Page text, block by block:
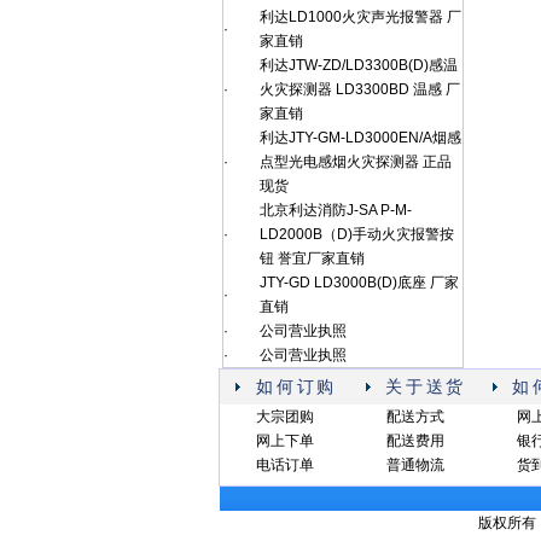
·
利达LD1000火灾声光报警器 厂
家直销
·
利达JTW-ZD/LD3300B(D)感温
火灾探测器 LD3300BD 温感 厂
家直销
·
利达JTY-GM-LD3000EN/A烟感
点型光电感烟火灾探测器 正品
现货
·
北京利达消防J-SA P-M-
LD2000B（D)手动火灾报警按
钮 誉宜厂家直销
·
JTY-GD LD3000B(D)底座 厂家
直销
·
公司营业执照
·
公司营业执照
如何订购 关于送货 如
大宗团购
网上下单
电话订单
配送方式
配送费用
普通物流
网
银
货
版权所有